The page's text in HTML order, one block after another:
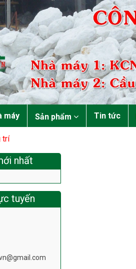
máy Sản phẩm Tin tức
trí
nhất
tuyến